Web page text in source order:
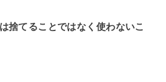
捨てることではなく使わないこ